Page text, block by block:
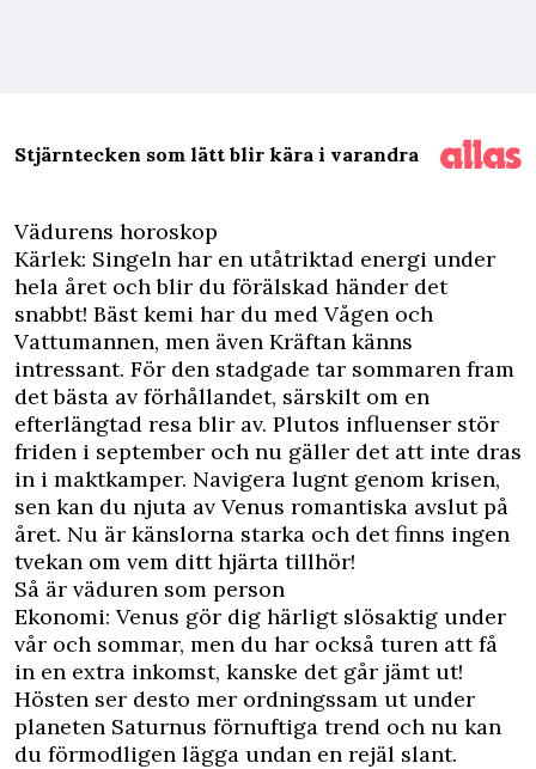
Stjärntecken som lätt blir kära i varandra
Vädurens horoskop
Kärlek: Singeln har en utåtriktad energi under
hela året och blir du förälskad händer det
snabbt! Bäst kemi har du med Vågen och
Vattumannen, men även Kräftan känns
intressant. För den stadgade tar sommaren fram
det bästa av förhållandet, särskilt om en
efterlängtad resa blir av. Plutos influenser stör
friden i september och nu gäller det att inte dras
in i maktkamper. Navigera lugnt genom krisen,
sen kan du njuta av Venus romantiska avslut på
året. Nu är känslorna starka och det finns ingen
tvekan om vem ditt hjärta tillhör!
Så är väduren som person
Ekonomi: Venus gör dig härligt slösaktig under
vår och sommar, men du har också turen att få
in en extra inkomst, kanske det går jämt ut!
Hösten ser desto mer ordningssam ut under
planeten Saturnus förnuftiga trend och nu kan
du förmodligen lägga undan en rejäl slant.